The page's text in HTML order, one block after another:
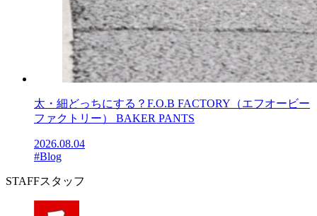
太・細どっちにする？F.O.B FACTORY（エフオービー
ファクトリー） BAKER PANTS
2026.08.04
#Blog
STAFFスタッフ